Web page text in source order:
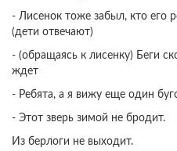
- Лисенок тоже забыл, кто его
(дети отвечают)
- (обращаясь к лисенку) Беги
ждет
- Ребята, а я вижу еще один
- Этот зверь зимой не бродит.
Из берлоги не выходит.